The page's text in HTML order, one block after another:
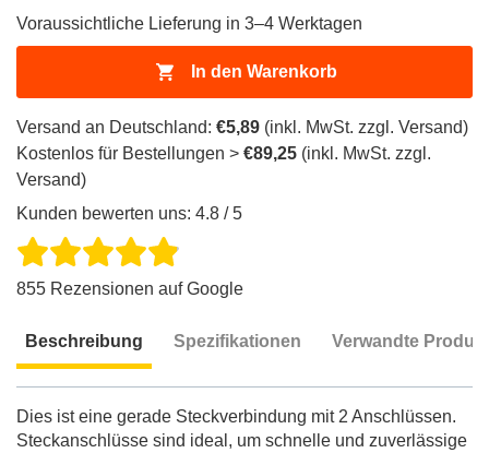
ProductDropProductDrop
Voraussichtliche Lieferung in 3–4 Werktagen
In den Warenkorb
Versand an Deutschland: €5,89 (inkl. MwSt. zzgl. Versand)
Kostenlos für Bestellungen > €89,25 (inkl. MwSt. zzgl.
Versand)
Kunden bewerten uns: 4.8 / 5
855 Rezensionen auf Google
Beschreibung Spezifikationen Verwandte
Dies ist eine gerade Steckverbindung mit 2 Anschlüssen.
Steckanschlüsse sind ideal, um schnelle und zuverlässige